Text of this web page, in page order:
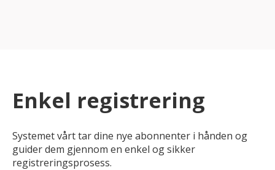
Enkel registrering
Systemet vårt tar dine nye abonnenter i hånden og
guider dem gjennom en enkel og sikker
registreringsprosess.